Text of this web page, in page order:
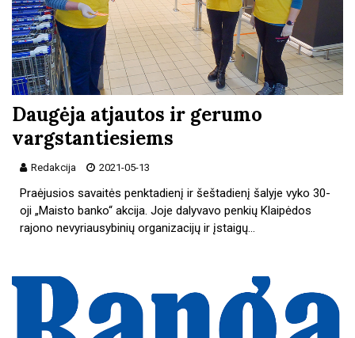
Daugėja atjautos ir gerumo
vargstantiesiems
Redakcija 2021-05-13
Praėjusios savaitės penktadienį ir šeštadienį šalyje vyko 30-
oji „Maisto banko“ akcija. Joje dalyvavo penkių Klaipėdos
rajono nevyriausybinių organizacijų ir įstaigų…